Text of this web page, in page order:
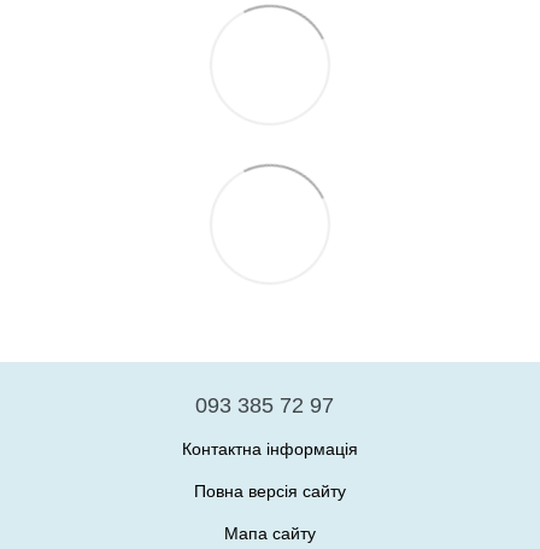
093 385 72 97
Контактна інформація
Повна версія сайту
Мапа сайту